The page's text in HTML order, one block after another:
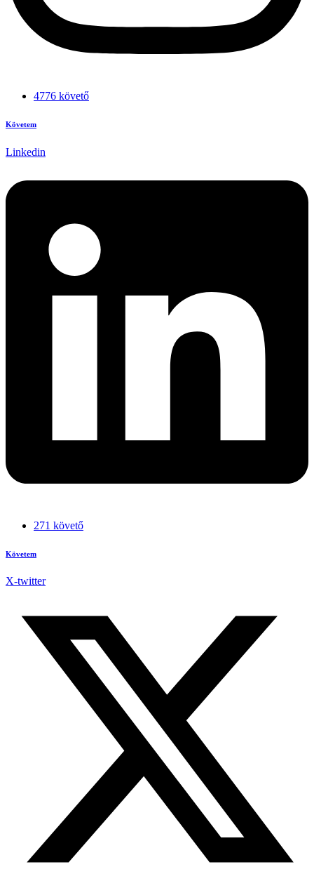
4776 követő
Követem
Linkedin
271 követő
Követem
X-twitter